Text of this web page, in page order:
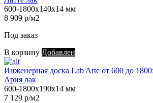
600-1800х140х14 мм
8 909 р/м2
Под заказ
В корзину Добавлен
Инженерная доска Lab Arte от 600 до
Ария лак
600-1800х190х14 мм
7 129 р/м2